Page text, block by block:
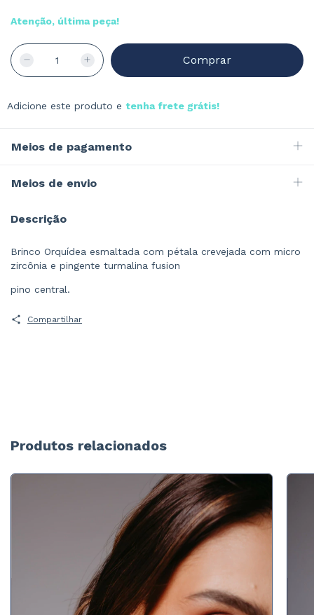
Atenção, última peça!
Adicione este produto e tenha frete grátis!
Meios de pagamento
Meios de envio
Descrição
Brinco Orquídea esmaltada com pétala crevejada com micro
zircônia e pingente turmalina fusion
pino central.
Compartilhar
Produtos relacionados